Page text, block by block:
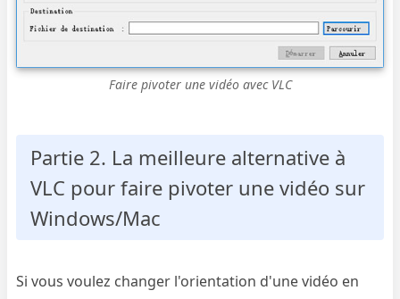
Faire pivoter une vidéo avec VLC
Partie 2. La meilleure alternative à
VLC pour faire pivoter une vidéo sur
Windows/Mac
Si vous voulez changer l'orientation d'une vidéo en